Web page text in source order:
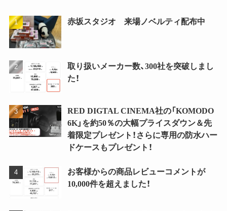
赤坂スタジオ 来場ノベルティ配布中
取り扱いメーカー数、300社を突破しまし
た！
RED DIGTAL CINEMA社の「KOMODO
6K」を約50％の大幅プライスダウン＆先
着限定プレゼント！さらに専用の防水ハー
ドケースもプレゼント！
お客様からの商品レビューコメントが
10,000件を超えました！